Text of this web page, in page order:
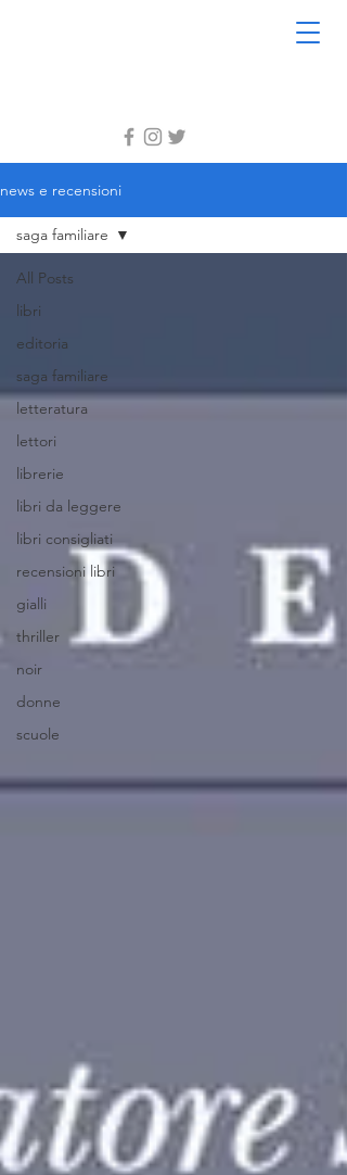
news e recensioni
All Posts
libri
editoria
saga familiare
letteratura
lettori
librerie
libri da leggere
libri consigliati
recensioni libri
gialli
thriller
noir
donne
scuole
saga familiare